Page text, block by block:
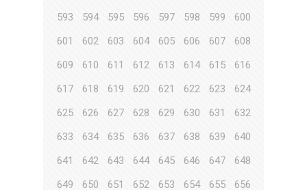
593
594 595 596 597 598 599
600
601
602 603 604 605 606 607
608
609
610 611 612 613 614 615
616
617
618 619 620 621 622 623
624
625
626 627 628 629 630 631
632
633
634 635 636 637 638 639
640
641
642 643 644 645 646 647
648
649
650 651 652 653 654 655 656